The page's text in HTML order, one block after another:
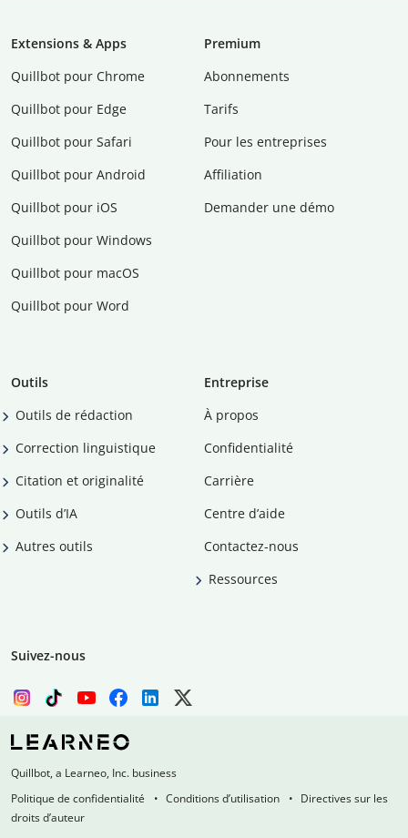
Extensions & Apps
Quillbot pour Chrome
Quillbot pour Edge
Quillbot pour Safari
Quillbot pour Android
Quillbot pour iOS
Quillbot pour Windows
Quillbot pour macOS
Quillbot pour Word
Premium
Abonnements
Tarifs
Pour les entreprises
Affiliation
Demander une démo
Outils
Outils de rédaction
Correction linguistique
Citation et originalité
Outils d’IA
Autres outils
Entreprise
À propos
Confidentialité
Carrière
Centre d’aide
Contactez-nous
Ressources
Suivez-nous
Quillbot, a Learneo, Inc. business
Politique de confidentialité
Conditions d’utilisation
Directives sur les
droits d’auteur